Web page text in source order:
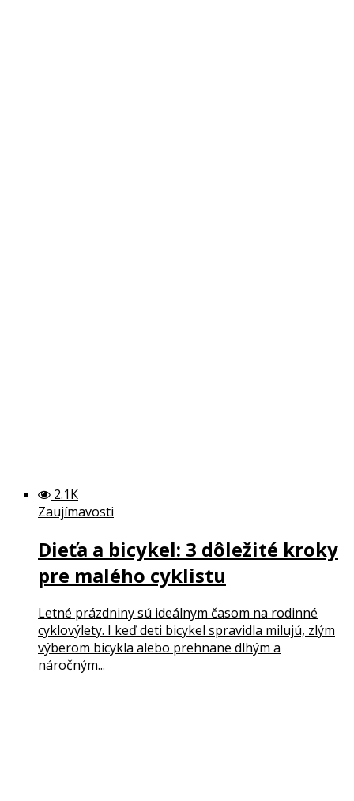
2.1K
Zaujímavosti
Dieťa a bicykel: 3 dôležité kroky
pre malého cyklistu
Letné prázdniny sú ideálnym časom na rodinné
cyklovýlety. I keď deti bicykel spravidla milujú, zlým
výberom bicykla alebo prehnane dlhým a
náročným...